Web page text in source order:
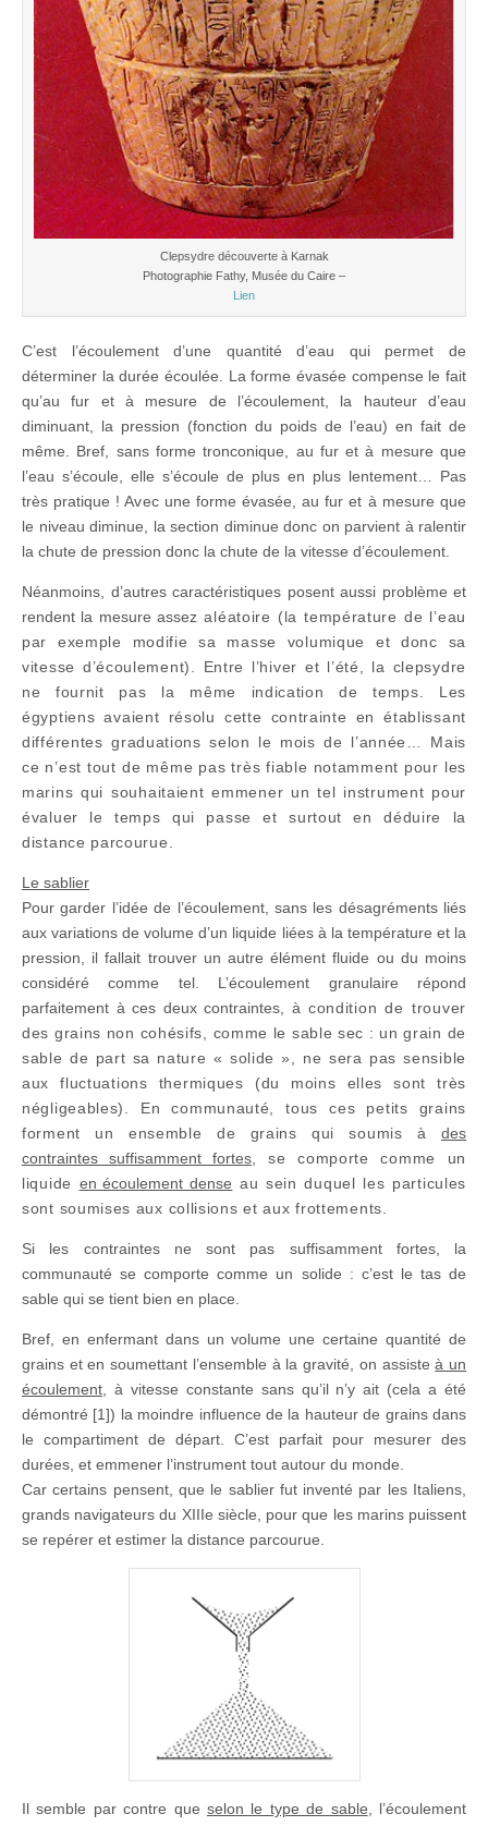
Clepsydre découverte à Karnak
Photographie Fathy, Musée du Caire –
Lien
C’est l’écoulement d’une quantité d’eau qui permet de
déterminer la durée écoulée. La forme évasée compense le fait
qu’au fur et à mesure de l’écoulement, la hauteur d’eau
diminuant, la pression (fonction du poids de l’eau) en fait de
même. Bref, sans forme tronconique, au fur et à mesure que
l’eau s’écoule, elle s’écoule de plus en plus lentement… Pas
très pratique ! Avec une forme évasée, au fur et à mesure que
le niveau diminue, la section diminue donc on parvient à ralentir
la chute de pression donc la chute de la vitesse d’écoulement.
Néanmoins, d’autres caractéristiques posent aussi problème et
rendent la mesure assez aléatoire (la température de l’eau
par exemple modifie sa masse volumique et donc sa
vitesse d’écoulement). Entre l’hiver et l’été, la clepsydre
ne fournit pas la même indication de temps. Les
égyptiens avaient résolu cette contrainte en établissant
différentes graduations selon le mois de l’année… Mais
ce n’est tout de même pas très fiable notamment pour les
marins qui souhaitaient emmener un tel instrument pour
évaluer le temps qui passe et surtout en déduire la
distance parcourue.
Le sablier
Pour garder l’idée de l’écoulement, sans les désagréments liés
aux variations de volume d’un liquide liées à la température et la
pression, il fallait trouver un autre élément fluide ou du moins
considéré comme tel. L’écoulement granulaire répond
parfaitement à ces deux contraintes, à condition de trouver
des grains non cohésifs, comme le sable sec : un grain de
sable de part sa nature « solide », ne sera pas sensible
aux fluctuations thermiques (du moins elles sont très
négligeables). En communauté, tous ces petits grains
forment un ensemble de grains qui soumis à des
contraintes suffisamment fortes, se comporte comme un
liquide en écoulement dense au sein duquel les particules
sont soumises aux collisions et aux frottements.
Si les contraintes ne sont pas suffisamment fortes, la
communauté se comporte comme un solide : c’est le tas de
sable qui se tient bien en place.
Bref, en enfermant dans un volume une certaine quantité de
grains et en soumettant l’ensemble à la gravité, on assisteà un
écoulement , à vitesse constante sans qu’il n’y ait (cela a été
démontré [1]) la moindre influence de la hauteur de grains dans
le compartiment de départ. C’est parfait pour mesurer des
durées, et emmener l’instrument tout autour du monde.
Car certains pensent, que le sablier fut inventé par les Italiens,
grands navigateurs du XIIIe siècle, pour que les marins puissent
se repérer et estimer la distance parcourue.
Il semble par contre que selon le type de sable , l’écoulement